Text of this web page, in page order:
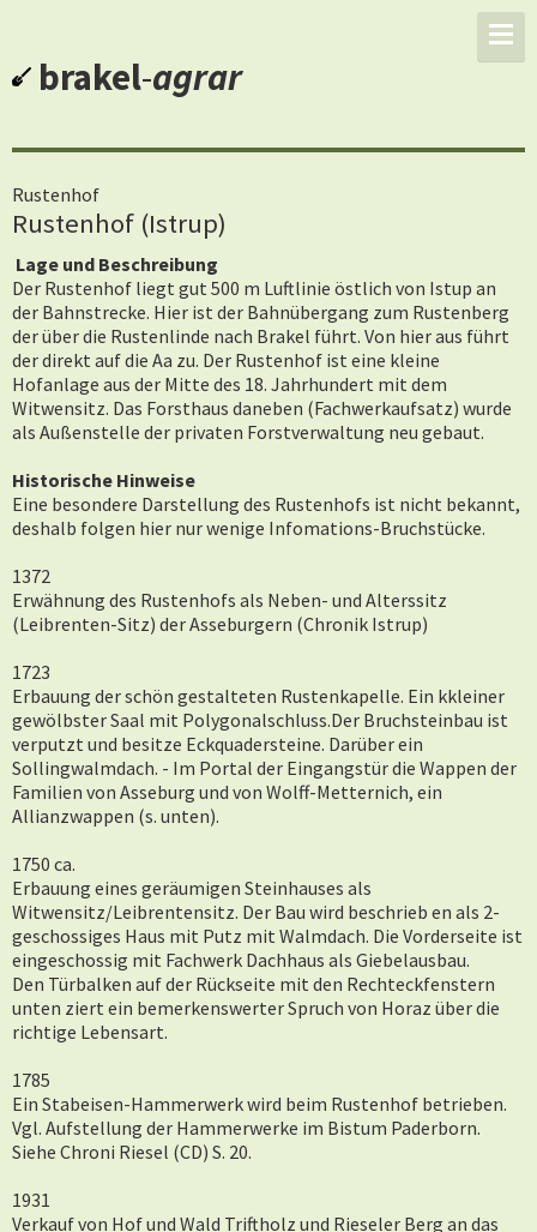
brakel-agrar
Rustenhof
Rustenhof (Istrup)
Lage und Beschreibung
Der Rustenhof liegt gut 500 m Luftlinie östlich von Istup an
der Bahnstrecke. Hier ist der Bahnübergang zum Rustenberg
der über die Rustenlinde nach Brakel führt. Von hier aus führt
der direkt auf die Aa zu. Der Rustenhof ist eine kleine
Hofanlage aus der Mitte des 18. Jahrhundert mit dem
Witwensitz. Das Forsthaus daneben (Fachwerkaufsatz) wurde
als Außenstelle der privaten Forstverwaltung neu gebaut.
Historische Hinweise
Eine besondere Darstellung des Rustenhofs ist nicht bekannt,
deshalb folgen hier nur wenige Infomations-Bruchstücke.
1372
Erwähnung des Rustenhofs als Neben- und Alterssitz
(Leibrenten-Sitz) der Asseburgern (Chronik Istrup)
1723
Erbauung der schön gestalteten Rustenkapelle. Ein kkleiner
gewölbster Saal mit Polygonalschluss.Der Bruchsteinbau ist
verputzt und besitze Eckquadersteine. Darüber ein
Sollingwalmdach. - Im Portal der Eingangstür die Wappen der
Familien von Asseburg und von Wolff-Metternich, ein
Allianzwappen (s. unten).
1750 ca.
Erbauung eines geräumigen Steinhauses als
Witwensitz/Leibrentensitz. Der Bau wird beschrieb en als 2-
geschossiges Haus mit Putz mit Walmdach. Die Vorderseite ist
eingeschossig mit Fachwerk Dachhaus als Giebelausbau.
Den Türbalken auf der Rückseite mit den Rechteckfenstern
unten ziert ein bemerkenswerter Spruch von Horaz über die
richtige Lebensart.
1785
Ein Stabeisen-Hammerwerk wird beim Rustenhof betrieben.
Vgl. Aufstellung der Hammerwerke im Bistum Paderborn.
Siehe Chroni Riesel (CD) S. 20.
1931
Verkauf von Hof und Wald Triftholz und Rieseler Berg an das